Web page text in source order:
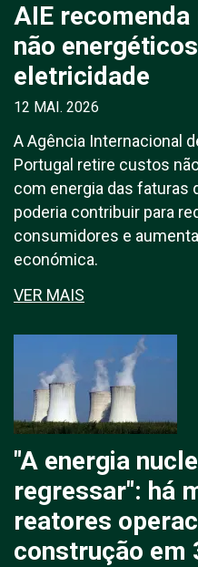
AIE
não
eletricidade
12 MAI. 2026
A Agência Internacional
Portugal retire custos
com energia das faturas
poderia contribuir para
consumidores e
económica.
VER MAIS
"A energia
regressar": há
reatores
construção em